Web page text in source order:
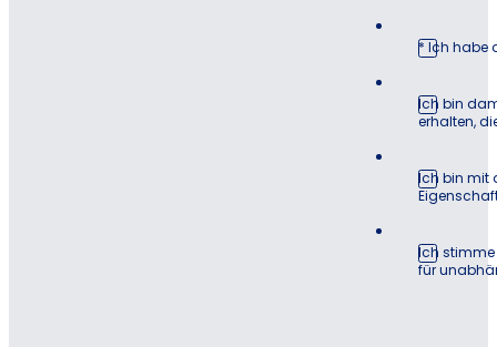
* Ich habe
Ich bin
erhalten,
Ich bin mit
Ich stimme
für